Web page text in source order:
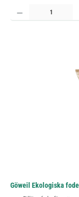
Produktkvantitet: Ange
Göweil Ekologiska